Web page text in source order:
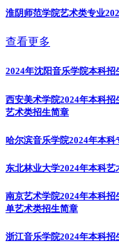
淮阴师范学院艺术类专业
查看更多
2024年沈阳音乐学院本科
西安美术学院2024年本科
艺术类招生简章
哈尔滨音乐学院2024年本
东北林业大学2024年本科艺
南京艺术学院2024年本科
单艺术类招生简章
浙江音乐学院2024年本科